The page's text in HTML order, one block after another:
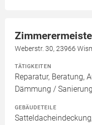
Weberstr. 30, 23966
TÄTIGKEITEN
Reparatur, Beratung,
Dämmung /
GEBÄUDETEILE